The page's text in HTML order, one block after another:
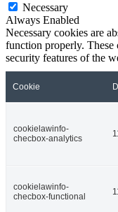
Necessary
Always Enabled
Necessary cookies are
function properly. These
security features of the
Cookie
cookielawinfo-
checbox-analytics
cookielawinfo-
checbox-functional